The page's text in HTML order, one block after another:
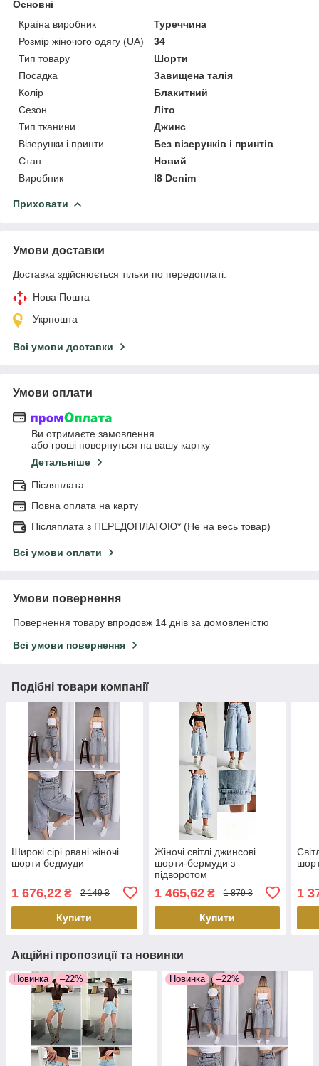
Основні
Країна виробник
Туреччина
Розмір жіночого одягу (UA)
34
Тип товару
Шорти
Посадка
Завищена талія
Колір
Блакитний
Сезон
Літо
Тип тканини
Джинс
Візерунки і принти
Без візерунків і принтів
Стан
Новий
Виробник
I8 Denim
Приховати
Умови доставки
Доставка здійснюється тільки по передоплаті.
Нова Пошта
Укрпошта
Всі умови доставки
Умови оплати
Ви отримаєте замовлення
або гроші повернуться на вашу картку
Детальніше
Післяплата
Повна оплата на карту
Післяплата з ПЕРЕДОПЛАТОЮ* (Не на весь товар)
Всі умови оплати
Умови повернення
Повернення товару впродовж 14 днів за домовленістю
Всі умови повернення
Подібні товари компанії
Широкі сірі рвані жіночі
шорти бедмуди
1 676,22 ₴ 2 149 ₴
Купити
Жіночі світлі джинсові
шорти-бермуди з
підворотом
1 465,62₴ 1 879 ₴
Купити
1
Акційні пропозиції та новинки
Новинка –22% Новинка –22%